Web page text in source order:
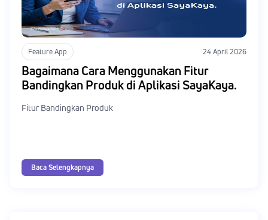
Feature App 24 April 2026
Bagaimana Cara Menggunakan Fitur
Bandingkan Produk di Aplikasi SayaKaya.
Fitur Bandingkan Produk
Baca Selengkapnya